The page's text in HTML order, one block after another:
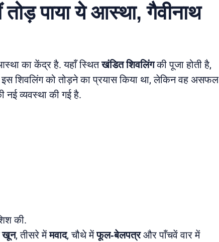
पाया ये आस्था, गैवीनाथ
का केंद्र है. यहाँ स्थितखंडित शिवलिंगकी पूजा होती है,
शिवलिंग को तोड़ने का प्रयास किया था, लेकिन वह असफल
नई व्यवस्था की गई है.
की.
खून, तीसरे मेंमवाद, चौथे मेंफूल-बेलपत्रऔर पाँचवें वार में